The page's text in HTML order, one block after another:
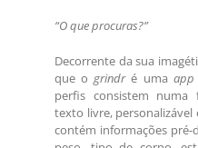
“O que procuras?”
Decorrente da sua
que ogrindré uma app
perfis consistem numa
texto livre, personalizável
contém informações